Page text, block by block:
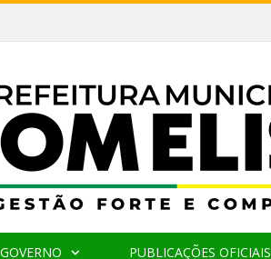
PUBLICAÇÕES OFICIAIS